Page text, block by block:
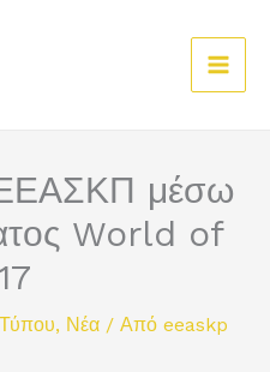
μέσω
World of
, Νέα / Από eeaskp